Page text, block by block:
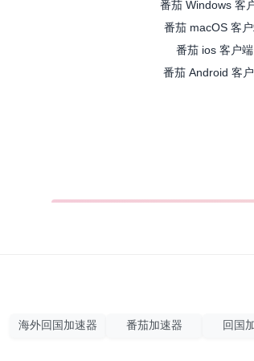
番茄 Windows 客
番茄 macOS 客
番茄 ios 客户端
番茄 Android 客
海外回国加速器 番茄加速器 回国